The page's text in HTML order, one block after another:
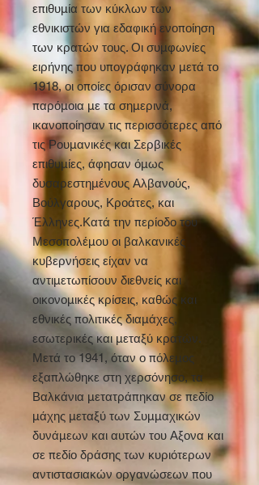
επιθυμία των κύκλων των
εθνικιστών για εδαφική ενοποίηση
των κρατών τους. Οι συμφωνίες
ειρήνης που υπογράφηκαν μετά το
1918, οι οποίες όρισαν σύνορα
παρόμοια με τα σημερινά,
ικανοποίησαν τις περισσότερες από
τις Ρουμανικές και Σερβικές
επιθυμίες, άφησαν όμως
δυσαρεστημένους Αλβανούς,
Βούλγαρους, Κροάτες, και
Έλληνες.Κατά την περίοδο του
Μεσοπολέμου οι βαλκανικές
κυβερνήσεις είχαν να
αντιμετωπίσουν διεθνείς και
οικονομικές κρίσεις, καθώς και
εθνικές πολιτικές διαμάχες,
εσωτερικές και μεταξύ κρατών.
Μετά το 1941, όταν ο πόλεμος
εξαπλώθηκε στη χερσόνησο, τα
Βαλκάνια μετατράπηκαν σε πεδίο
μάχης μεταξύ των Συμμαχικών
δυνάμεων και αυτών του Αξονα και
σε πεδίο δράσης των κυριότερων
αντιστασιακών οργανώσεων που